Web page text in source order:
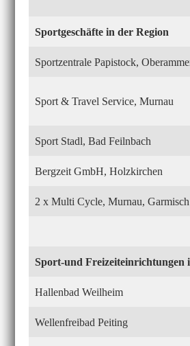
Sportgeschäfte in der Region
Sportzentrale Papistock,
Sport & Travel Service, Murnau
Sport Stadl, Bad Feilnbach
Bergzeit GmbH, Holzkirchen
2 x Multi Cycle, Murnau, Garmisch
Sport-und Freizeiteinrichtungen
Hallenbad Weilheim
Wellenfreibad Peiting